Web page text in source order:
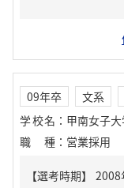
09年卒 文系
学校名 ： 甲南女子
職種 ： 営業採用